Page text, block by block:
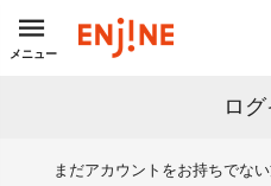
メニュー
ロ
まだアカウントをお持ちでな